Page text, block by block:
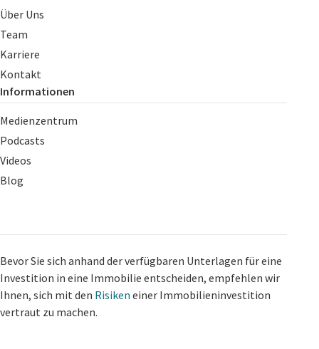
Über Uns
Team
Karriere
Kontakt
Informationen
Medienzentrum
Podcasts
Videos
Blog
Bevor Sie sich anhand der verfügbaren Unterlagen für eine
Investition in eine Immobilie entscheiden, empfehlen wir
Ihnen, sich mit den Risiken einer Immobilieninvestition
vertraut zu machen.